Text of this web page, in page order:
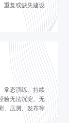
重复或缺失建设
常态演练、持续
验无法沉淀、无
、压测、发布等